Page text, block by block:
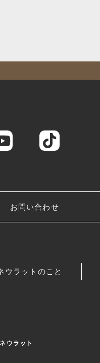
お問い合わせ
ウラットのこと
ウラット